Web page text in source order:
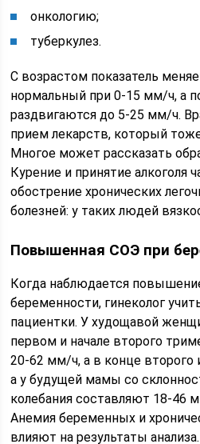
онкологию;
туберкулез.
С возрастом показатель
нормальный при 0-15 мм/ч, а
раздвигаются до 5-25 мм/ч.
прием лекарств, который
Многое может рассказать
Курение и принятие алкоголя
обострение хронических
болезней: у таких людей
Повышенная СОЭ при
Когда наблюдается
беременности, гинеколог
пациентки. У худощавой
первом и начале второго
20-62 мм/ч, а в конце
а у будущей мамы со
колебания составляют 18-46
Анемия беременных и
влияют на результаты анализа.